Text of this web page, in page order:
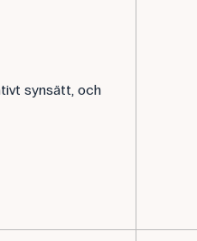
synsätt, och